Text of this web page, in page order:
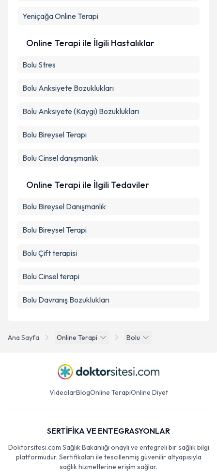
Ana Sayfa Online Terapi Bolu
YeniçağaOnline Terapi
Online Terapi ile İlgili Hastalıklar
Bolu Stres
Bolu Anksiyete Bozuklukları
Bolu Anksiyete (Kaygı) Bozuklukları
Bolu Bireysel Terapi
Bolu Cinsel danışmanlık
Online Terapi ile İlgili Tedaviler
Bolu Bireysel Danışmanlık
Bolu Bireysel Terapi
Bolu Çift terapisi
Bolu Cinsel terapi
Bolu Davranış Bozuklukları
VideolarBlogOnline TerapiOnline Diyet
SERTİFİKA VE ENTEGRASYONLAR
Doktorsitesi.com Sağlık Bakanlığı onaylı ve entegreli bir sağlık bilgi
platformudur. Sertifikaları ile tescillenmiş güvenilir altyapısıyla
sağlık hizmetlerine erişim sağlar.